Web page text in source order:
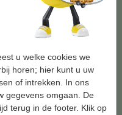
u welke cookies we
horen; hier kunt u uw
of intrekken. In ons
gegevens omgaan. De
terug in de footer. Klik op
en omschrijving
Bestellen